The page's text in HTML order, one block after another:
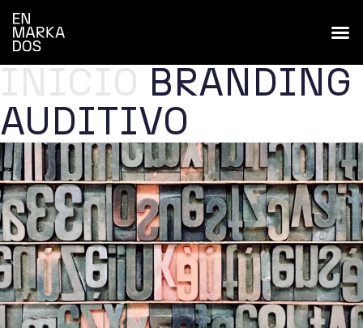
BRANDING
AUDITIVO